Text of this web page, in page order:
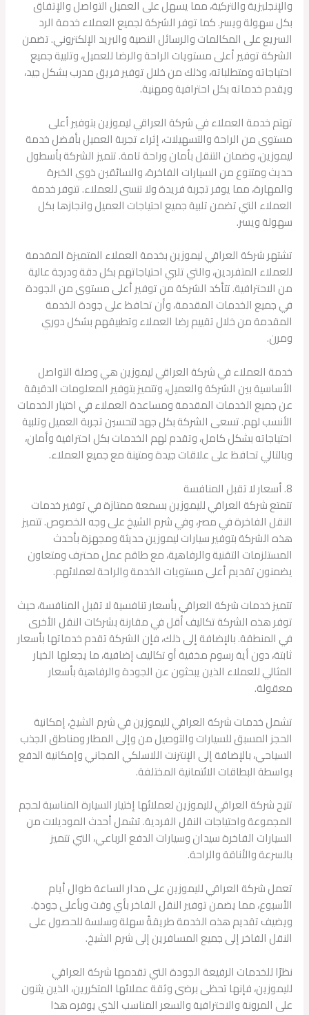
والإنجليزية والتركية، مما يسهل على العميل التواصل والإتفاق
بكل سهولة ويسر. كما توفر الشركة لجميع العملاء خدمة الرد
السريع على المكالمات والرسائل النصية والبريد الإلكتروني. تضمن
الشركة توفير أعلى مستويات الراحة والرضا للعميل، وتلبية جميع
احتياجاته ومتطلباته، وذلك من خلال توفير فريق مدرب بشكل جيد،
ويقدم خدماته بكل احترافية ومهنية.
تهتم خدمة العملاء في شركة العراقي ليموزين بتوفير أعلى
مستوى من الراحة والتسهيلات، إثراء تجربة العميل بأفضل خدمة
ليموزين، وضمان التنقل بأمان وراحة تامة. تتميز الشركة بأسطول
حديث ومتنوع من السيارات الفاخرة، والسائقين ذوي الخبرة
والمهارة، مما يوفر تجربة فريدة ولا تنسى للعملاء. تتوفر خدمة
العملاء التي تضمن تلبية جميع احتياجات العميل وانجازها بكل
سهولة ويسر.
تشتهر شركة العراقي ليموزين بخدمة العملاء المتميزة المقدمة
للعملاء المتفردين، والتي تلبي احتياجاتهم بكل دقة ودرجة عالية
من الاحترافية. تتأكد الشركة من توفير أعلى مستوى من الجودة
في جميع الخدمات المقدمة، وأن تحافظ على جودة الخدمة
المقدمة من خلال تقييم رضا العملاء وتطبيقهم بشكل دوري
ومرن.
خدمة العملاء في شركة العراقي ليموزين هي وصلة التواصل
الأساسية بين الشركة والعميل، وتتميز بتوفير المعلومات الدقيقة
عن جميع الخدمات المقدمة ومساعدة العملاء في اختيار الخدمات
الأنسب لهم. تسعى الشركة بكل جهد لتحسين تجربة العميل وتلبية
احتياجاته بشكل كامل، وتقدم لهم الخدمات بكل احترافية وأمان،
وبالتالي تحافظ على علاقات جيدة ومتينة مع جميع العملاء.
8. أسعار لا تقبل المنافسة
تتمتع شركة العراقي لليموزين بسمعة ممتازة في توفير خدمات
النقل الفاخرة في مصر، وفي شرم الشيخ على وجه الخصوص. تتميز
هذه الشركة بتوفير سيارات ليموزين حديثة ومجهزة بأحدث
المستلزمات التقنية والرفاهية، مع طاقم عمل محترف ومتعاون
يضمنون تقديم أعلى مستويات الخدمة والراحة لعملائهم.
تتميز خدمات شركة العراقي بأسعار تنافسية لا تقبل المنافسة، حيث
توفر هذه الشركة تكاليف أقل في مقارنة بشركات النقل الأخرى
في المنطقة. بالإضافة إلى ذلك، فإن الشركة تقدم خدماتها بأسعار
ثابتة، دون أية رسوم مخفية أو تكاليف إضافية، ما يجعلها الخيار
المثالي للعملاء الذين يبحثون عن الجودة والرفاهية بأسعار
معقولة.
تشمل خدمات شركة العراقي لليموزين في شرم الشيخ، إمكانية
الحجز المسبق للسيارات والتوصيل من وإلى المطار ومناطق الجذب
السياحي، بالإضافة إلى الإنترنت اللاسلكي المجاني وإمكانية الدفع
بواسطة البطاقات الائتمانية المختلفة.
تتيح شركة العراقي لليموزين لعملائها إختيار السيارة المناسبة لحجم
المجموعة واحتياجات النقل الفردية. تشمل أحدث الموديلات من
السيارات الفاخرة سيدان وسيارات الدفع الرباعي، التي تتميز
بالسرعة والأناقة والراحة.
تعمل شركة العراقي لليموزين على مدار الساعة طوال أيام
الأسبوع، مما يضمن توفير النقل الفاخر بأي وقت وبأعلى جودةِ.
ويضيف تقديم هذه الخدمة طريقةً سهلة وسلسة للحصول على
النقل الفاخر إلى جميع المسافرين إلى شرم الشيخ.
نظرًا للخدمات الرفيعة الجودة التي تقدمها شركة العراقي
لليموزين، فإنها تحظى برضى وثقة عملائها المتكررين، الذين يثنون
على المرونة والاحترافية والسعر المناسب الذي يوفره هذا